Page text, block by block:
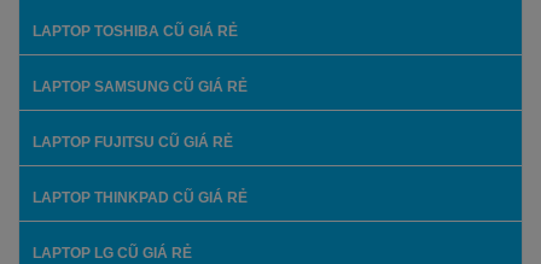
LAPTOP TOSHIBA CŨ GIÁ RẺ
LAPTOP SAMSUNG CŨ GIÁ RẺ
LAPTOP FUJITSU CŨ GIÁ RẺ
LAPTOP THINKPAD CŨ GIÁ RẺ
LAPTOP LG CŨ GIÁ RẺ